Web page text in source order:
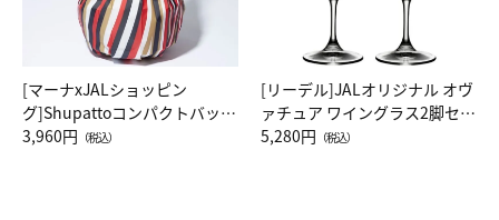
[マーナxJALショッピン
グ]Shupattoコンパクトバッグ
Drop JAL客室乗務員（LC）ス
3,960円 （税込）
[リーデル]JALオリジナル オヴ
ァチュア ワイングラス2脚セッ
ト（レッドワイン）
5,280円 （税込）